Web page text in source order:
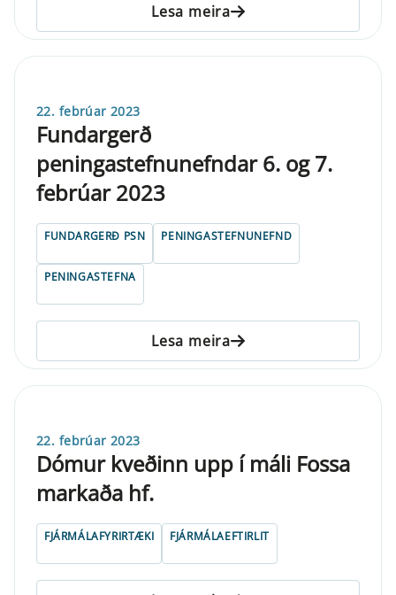
Lesa meira
22. febrúar 2023
Fundargerð
peningastefnunefndar 6. og 7.
febrúar 2023
FUNDARGERÐ PSN PENINGASTEFNUNEFND
PENINGASTEFNA
Lesa meira
22. febrúar 2023
Dómur kveðinn upp í máli Fossa
markaða hf.
FJÁRMÁLAFYRIRTÆKI FJÁRMÁLAEFTIRLIT